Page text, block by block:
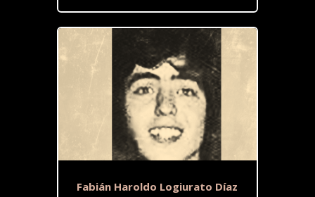
Fabián Haroldo Logiurato Díaz